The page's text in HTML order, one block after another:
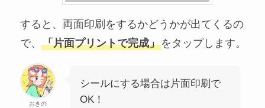
すると、両面印刷をするかどうかが出てくるの
で、 「片面プリントで完成」をタップします。
おきの
シールにする場合は片面印刷で
OK！